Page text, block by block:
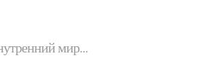
мир...